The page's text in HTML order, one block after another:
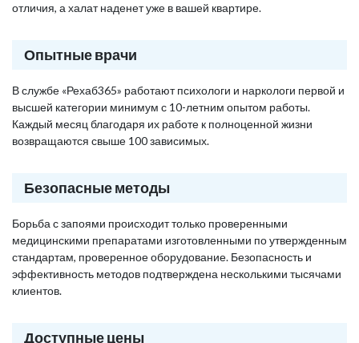
отличия, а халат наденет уже в вашей квартире.
Опытные врачи
В службе «Рехаб365» работают психологи и наркологи первой и
высшей категории минимум с 10-летним опытом работы.
Каждый месяц благодаря их работе к полноценной жизни
возвращаются свыше 100 зависимых.
Безопасные методы
Борьба с запоями происходит только проверенными
медицинскими препаратами изготовленными по утвержденным
стандартам, проверенное оборудование. Безопасность и
эффективность методов подтверждена несколькими тысячами
клиентов.
Доступные цены